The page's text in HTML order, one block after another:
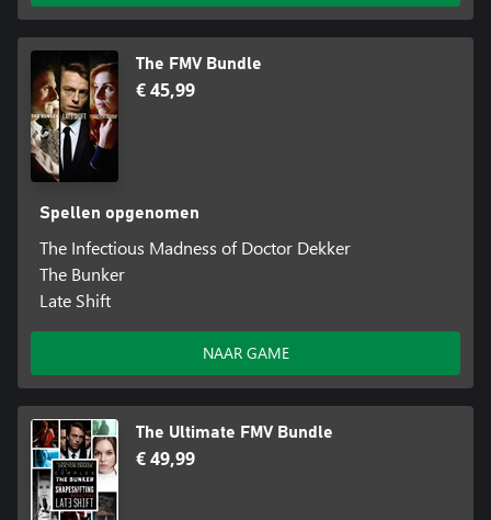
The FMV Bundle
€ 45,99
Spellen opgenomen
The Infectious Madness of Doctor Dekker
The Bunker
Late Shift
NAAR GAME
The Ultimate FMV Bundle
€ 49,99